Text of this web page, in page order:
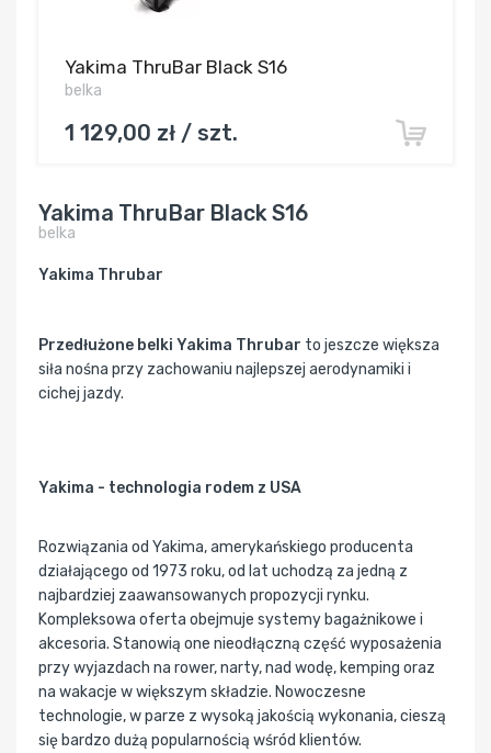
Yakima ThruBar Black S16
belka
1 129,00 zł / szt.
Yakima ThruBar Black S16
belka
Yakima Thrubar
Przedłużone belki Yakima Thrubar to jeszcze większa
siła nośna przy zachowaniu najlepszej aerodynamiki i
cichej jazdy.
Yakima - technologia rodem z USA
Rozwiązania od Yakima, amerykańskiego producenta
działającego od 1973 roku, od lat uchodzą za jedną z
najbardziej zaawansowanych propozycji rynku.
Kompleksowa oferta obejmuje systemy bagażnikowe i
akcesoria. Stanowią one nieodłączną część wyposażenia
przy wyjazdach na rower, narty, nad wodę, kemping oraz
na wakacje w większym składzie. Nowoczesne
technologie, w parze z wysoką jakością wykonania, cieszą
się bardzo dużą popularnością wśród klientów.